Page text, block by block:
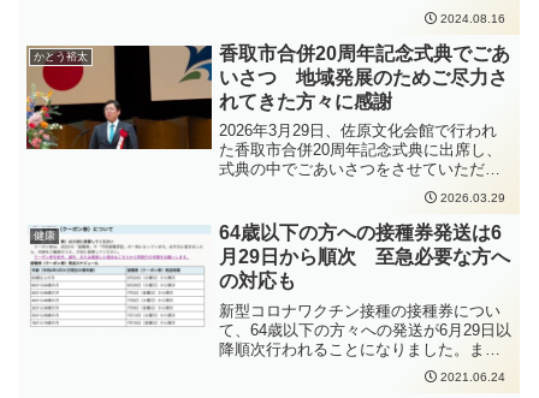
停電が発生しています。復旧は8月16日10
時10分頃を見込んでいるということで
す。
2024.08.16
かとう裕太
香取市合併20周年記念式典でごあ
いさつ 地域発展のためご尽力さ
れてきた方々に感謝
2026年3月29日、佐原文化会館で行われ
た香取市合併20周年記念式典に出席し、
式典の中でごあいさつをさせていただき
ました。式典の様子はYouTubeにて録画
で見ることができます。かとう裕太は動
画の48分頃からごあいさつしています。
香取市が誕生してからの20年だけでな
く、その前からこのまちの、地域の発展
にご尽力されてきたみなさんに敬意を表
し、感謝を申し上げます。香取市が誕生
した2006年3月27日、かとう裕太は18歳
で、高校の卒業式を終え、4月から大学生
になる、という時期でした。そこから20
年が経過し、現在38歳となり、合併して
2026.03.29
健康
64歳以下の方への接種券発送は6
月29日から順次 至急必要な方へ
の対応も
新型コロナワクチン接種の接種券につい
て、64歳以下の方々への発送が6月29日以
降順次行われることになりました。ま
た、発送期間前に接種券が至急必要な方
への対応として、先行しての発送も行わ
2021.06.24